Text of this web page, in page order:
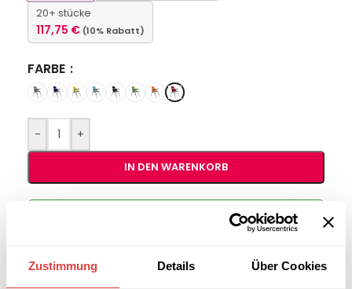
Zustimmung Details Über Cookies
20+ stücke
117,75 € (10% Rabatt)
FARBE
- +
IN DEN WARENKORB
B2B-Angebot
anfordern